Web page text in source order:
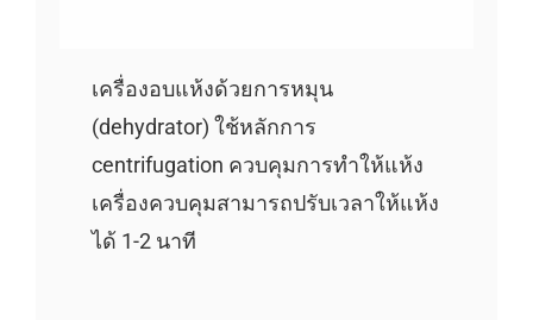
เครื่องอบแห้งด้วยการหมุน
(dehydrator) ใช้หลักการ
centrifugation ควบคุมการทำให้แห้ง
เครื่องควบคุมสามารถปรับเวลาให้แห้ง
ได้ 1-2 นาที